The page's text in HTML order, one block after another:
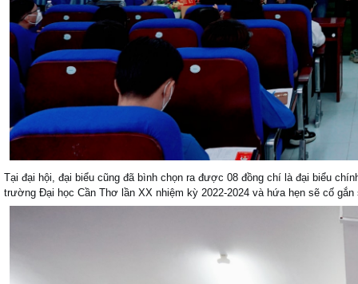
Tại đại hội, đại biểu cũng đã bình chọn ra được 08 đồng chí là đại biểu
trường Đại học Cần Thơ lần XX nhiệm kỳ 2022-2024 và hứa hẹn sẽ cố